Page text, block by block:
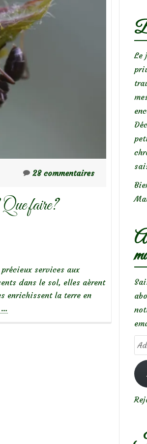
28 commentaires
faire?
services aux
dans le sol, elles aèrent
enrichissent la terre en
à
…
Le
e-